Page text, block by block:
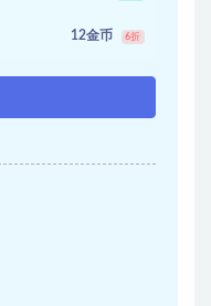
12金币 6折